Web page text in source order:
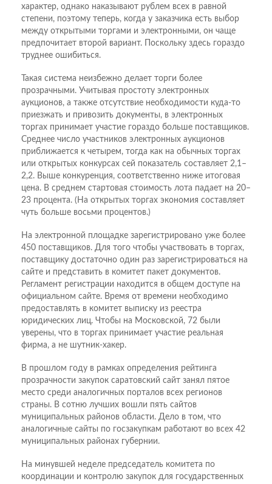
характер, однако наказывают рублем всех в равной
степени, поэтому теперь, когда у заказчика есть выбор
между открытыми торгами и электронными, он чаще
предпочитает второй вариант. Поскольку здесь гораздо
труднее ошибиться.
Такая система неизбежно делает торги более
прозрачными. Учитывая простоту электронных
аукционов, а также отсутствие необходимости куда-то
приезжать и привозить документы, в электронных
торгах принимает участие гораздо больше поставщиков.
Среднее число участников электронных аукционов
приближается к четырем, тогда как на обычных торгах
или открытых конкурсах сей показатель составляет 2,1–
2,2. Выше конкуренция, соответственно ниже итоговая
цена. В среднем стартовая стоимость лота падает на 20–
23 процента. (На открытых торгах экономия составляет
чуть больше восьми процентов.)
На электронной площадке зарегистрировано уже более
450 поставщиков. Для того чтобы участвовать в торгах,
поставщику достаточно один раз зарегистрироваться на
сайте и представить в комитет пакет документов.
Регламент регистрации находится в общем доступе на
официальном сайте. Время от времени необходимо
предоставлять в комитет выписку из реестра
юридических лиц. Чтобы на Московской, 72 были
уверены, что в торгах принимает участие реальная
фирма, а не шутник-хакер.
В прошлом году в рамках определения рейтинга
прозрачности закупок саратовский сайт занял пятое
место среди аналогичных порталов всех регионов
страны. В сотню лучших вошли пять сайтов
муниципальных районов области. Дело в том, что
аналогичные сайты по госзакупкам работают во всех 42
муниципальных районах губернии.
На минувшей неделе председатель комитета по
координации и контролю закупок для государственных